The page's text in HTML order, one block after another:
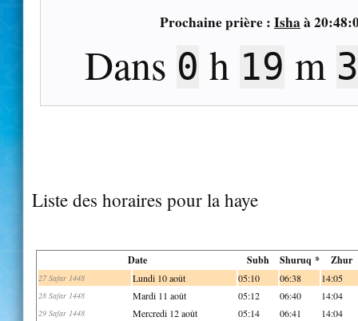
Prochaine prière : Isha à
Dans 0 h 19 m
Liste des horaires pour la haye
Date Subh Shuruq * Zhur
27 Safar 1448 Lundi 10 août 05:10 06:38 14:05
28 Safar 1448 Mardi 11 août 05:12 06:40 14:04
29 Safar 1448 Mercredi 12 août 05:14 06:41 14:04